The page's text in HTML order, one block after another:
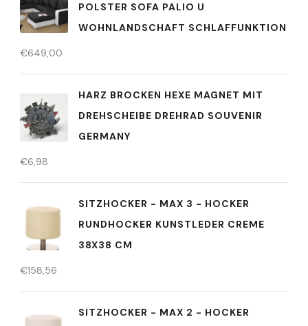
POLSTER SOFA PALIO U
WOHNLANDSCHAFT SCHLAFFUNKTION
€649,00
HARZ BROCKEN HEXE MAGNET MIT
DREHSCHEIBE DREHRAD SOUVENIR
GERMANY
€6,98
SITZHOCKER - MAX 3 - HOCKER
RUNDHOCKER KUNSTLEDER CREME
38X38 CM
€158,56
SITZHOCKER - MAX 2 - HOCKER